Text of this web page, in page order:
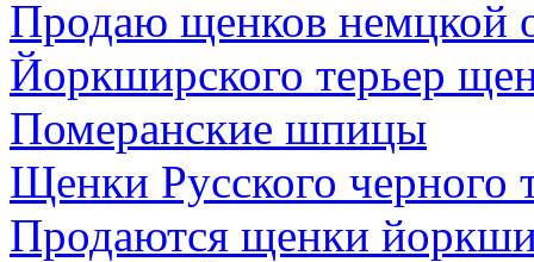
Продаю щенков немцкой
Йоркширского терьер
Померанские шпицы
Щенки Русского черного
Продаются щенки